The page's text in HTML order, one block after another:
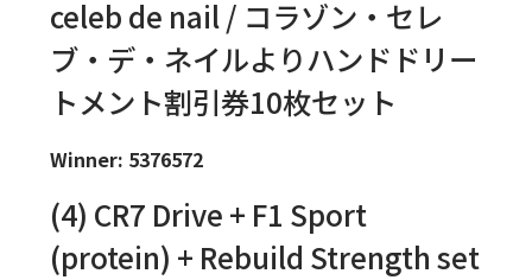
celeb de nail / コラゾン・セレ
ブ・デ・ネイルよりハンドドリー
トメント割引券10枚セット
Winner: 5376572
(4) CR7 Drive + F1 Sport
(protein) + Rebuild Strength set